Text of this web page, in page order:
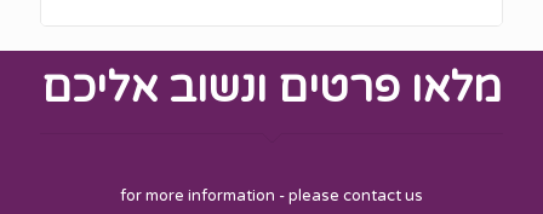
מלאו פרטים ונשוב אליכם
for more information - please contact us